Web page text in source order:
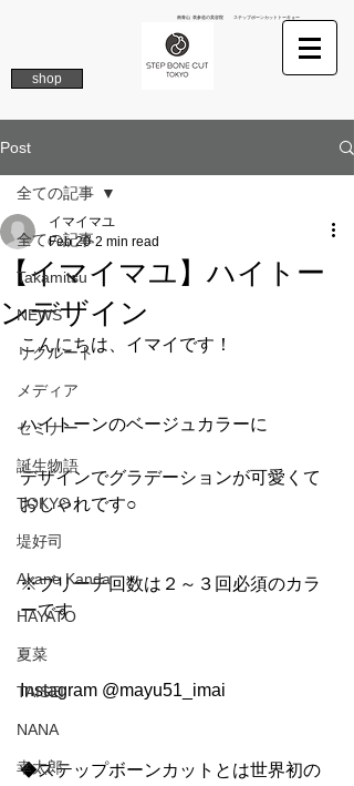
南青山 表参道の美容院 ステップボーンカットトーキョー
shop
Post
全ての記事
Takamitsu
NEWS
リクルート
メディア
セミナー
誕生物語
TOKYO
堤好司
Akane Kanda
HAYATO
夏菜
TAISEI
NANA
幸太郎
全ての記事
【イマイマユ】ハイトー
ンデザイン
イマイマユ
Feb 20 2 min read
こんにちは、イマイです！
ハイトーンのベージュカラーに
デザインでグラデーションが可愛くて
おしゃれです○
※ブリーチ回数は２～３回必須のカラ
ーです
Instagram @mayu51_imai
◆ステップボーンカットとは世界初の